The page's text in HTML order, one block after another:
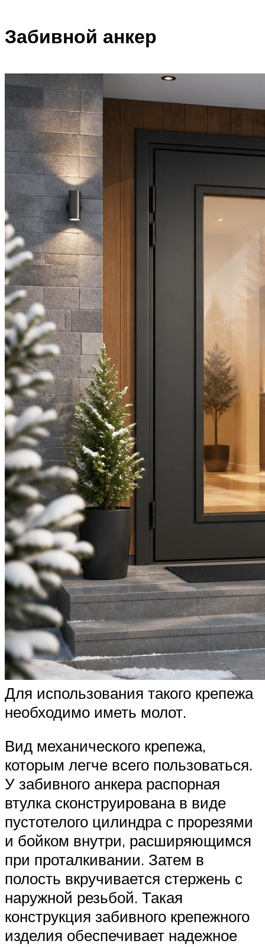
Забивной анкер
Для использования такого крепежа
необходимо иметь молот.
Вид механического крепежа,
которым легче всего пользоваться.
У забивного анкера распорная
втулка сконструирована в виде
пустотелого цилиндра с прорезями
и бойком внутри, расширяющимся
при проталкивании. Затем в
полость вкручивается стержень с
наружной резьбой. Такая
конструкция забивного крепежного
изделия обеспечивает надежное